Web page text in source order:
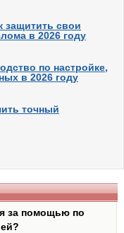
защитить свои
в 2026 году
по настройке,
в 2026 году
точный
за помощью по